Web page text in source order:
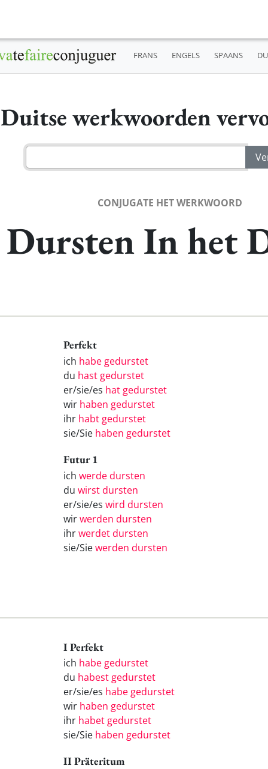
FRANS ENGELS SPAANS
Duitse werkwoorden
CONJUGATE HET WERKWOORD
Dursten In het
Perfekt
ich habe gedurstet
du hast gedurstet
er/sie/es hat gedurstet
wir haben gedurstet
ihr habt gedurstet
sie/Sie haben gedurstet
Futur 1
ich werde dursten
du wirst dursten
er/sie/es wird dursten
wirwerden dursten
ihrwerdet dursten
sie/Siewerden dursten
I Perfekt
ich habe gedurstet
du habest gedurstet
er/sie/es habe gedurstet
wir haben gedurstet
ihr habet gedurstet
sie/Sie haben gedurstet
II Präteritum